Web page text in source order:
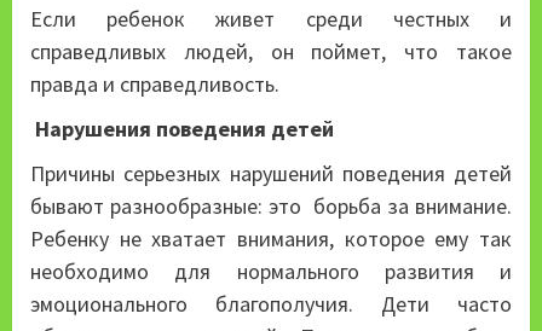
Если ребенок живет среди честных и
справедливых людей, он поймет, что такое
правда и справедливость.
Нарушения поведения детей
Причины серьезных нарушений поведения детей
бывают разнообразные: это борьба за внимание.
Ребенку не хватает внимания, которое ему так
необходимо для нормального развития и
эмоционального благополучия. Дети часто